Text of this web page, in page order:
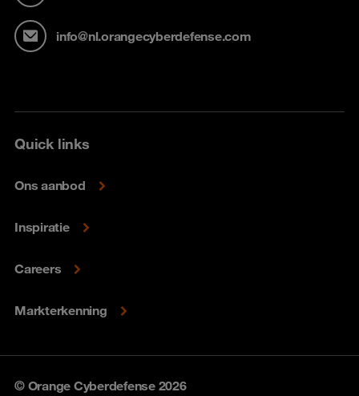
info@nl.orangecyberdefense.com
Quick links
Ons aanbod
Inspiratie
Careers
Markterkenning
© Orange Cyberdefense 2026